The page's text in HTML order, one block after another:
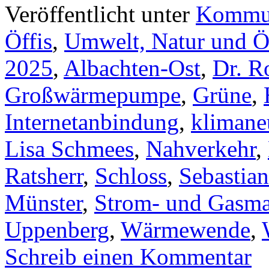
Veröffentlicht unter
Öffis, Umwelt, Natur und
2025, Albachten-Ost, Dr.
Großwärmepumpe, Grüne,
Internetanbindung,
Lisa Schmees, Nahverkehr,
Ratsherr, Schloss,
Münster, Strom- und
Uppenberg, Wärmewende,
Schreib einen Kommentar